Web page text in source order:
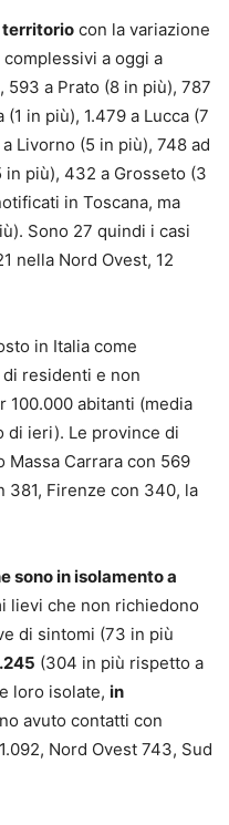
territorio con la variazione
a oggi a
a Prato (8 in più), 787
(1 in più), 1.479 a Lucca (7
Livorno (5 in più), 748 ad
più), 432 a Grosseto (3
in Toscana, ma
Sono 27 quindi i casi
nella Nord Ovest, 12
in Italia come
residenti e non
100.000 abitanti (media
di ieri). Le province di
Carrara con 569
381, Firenze con 340, la
sono in isolamento a
lievi che non richiedono
di sintomi (73 in più
(304 in più rispetto a
loro isolate, in
avuto contatti con
Nord Ovest 743, Sud